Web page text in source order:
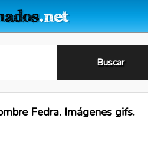
Fedra. Imágenes gifs.